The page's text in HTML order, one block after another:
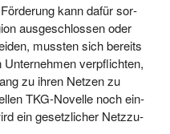
kann dafür sor­
aus­ge­schlos­sen oder
muss­ten sich bereits
ver­pflich­ten,
zu ihren Net­zen zu
TKG-Novel­le noch ein­
ein gesetz­li­cher Netz­zu­